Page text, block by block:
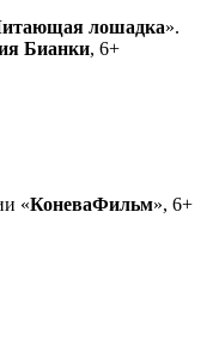
лошадка».
Бианки, 6+
«КоневаФильм», 6+